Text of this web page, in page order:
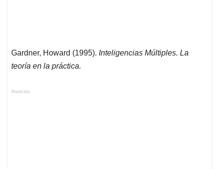
Gardner, Howard (1995). Inteligencias Múltiples. La
teoría en la práctica.
Anuncios.